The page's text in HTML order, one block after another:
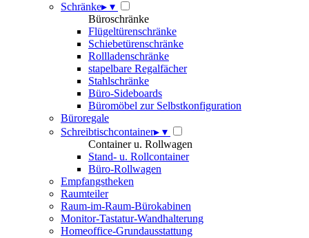
Schränke▸ ▾
Büroschränke
Flügeltürenschränke
Schiebetürenschränke
Rollladenschränke
stapelbare Regalfächer
Stahlschränke
Büro-Sideboards
Büromöbel zur Selbstkonfiguration
Büroregale
Schreibtischcontainer▸ ▾
Container u. Rollwagen
Stand- u. Rollcontainer
Büro-Rollwagen
Empfangstheken
Raumteiler
Raum-im-Raum-Bürokabinen
Monitor-Tastatur-Wandhalterung
Homeoffice-Grundausstattung